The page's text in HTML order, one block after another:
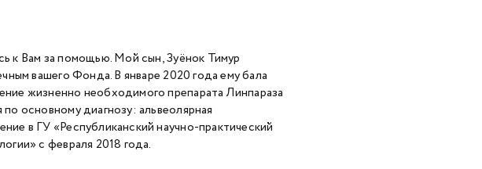
к Вам за помощью. Мой сын, Зуёнок Тимур
вашего Фонда. В январе 2020 года ему бала
жизненно необходимого препарата Линпараза
основному диагнозу: альвеолярная
в ГУ «Республиканский научно-практический
с февраля 2018 года.